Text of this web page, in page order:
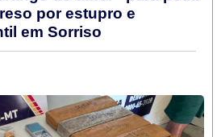
por estupro e
em Sorriso